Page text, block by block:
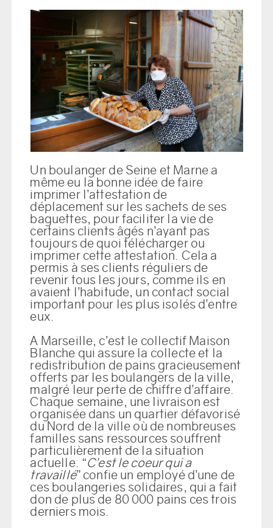
Un boulanger de Seine et Marne a
même eu la bonne idée de faire
imprimer l’attestation de
déplacement sur les sachets de ses
baguettes, pour faciliter la vie de
certains clients âgés n’ayant pas
toujours de quoi télécharger ou
imprimer cette attestation. Cela a
permis à ses clients réguliers de
revenir tous les jours, comme ils en
avaient l’habitude, un contact social
important pour les plus isolés d’entre
eux.
A Marseille, c’est le collectif Maison
Blanche qui assure la collecte et la
redistribution de pains gracieusement
offerts par les boulangers de la ville,
malgré leur perte de chiffre d’affaire.
Chaque semaine, une livraison est
organisée dans un quartier défavorisé
du Nord de la ville où de nombreuses
familles sans ressources souffrent
particulièrement de la situation
actuelle. “C’est le coeur qui a
travaillé” confie un employé d’une de
ces boulangeries solidaires, qui a fait
don de plus de 80 000 pains ces trois
derniers mois.